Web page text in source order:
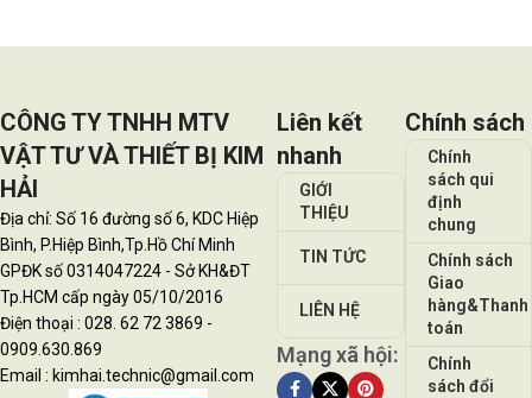
CÔNG TY TNHH MTV
VẬT TƯ VÀ THIẾT BỊ KIM
HẢI
Địa chỉ: Số 16 đường số 6, KDC Hiệp
Bình, P.Hiệp Bình,Tp.Hồ Chí Minh
GPĐK số 0314047224 - Sở KH&ĐT
Tp.HCM cấp ngày 05/10/2016
Điện thoại : 028. 62 72 3869 -
0909.630.869
Email : kimhai.technic@gmail.com
Liên kết
nhanh
GIỚI
THIỆU
TIN TỨC
LIÊN HỆ
Mạng xã hội:
Chính sách
Chính
sách qui
định
chung
Chính sách
Giao
hàng&Thanh
toán
Chính
sách đổi